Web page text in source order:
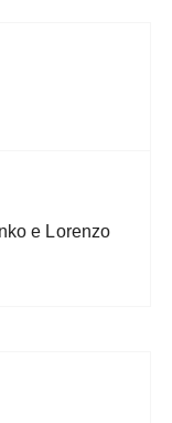
e Lorenzo